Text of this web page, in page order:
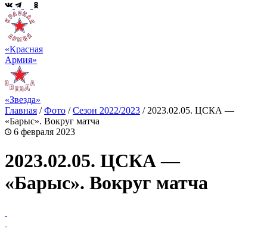
«Красная
Армия»
«Звезда»
Главная /Фото /Сезон 2022/2023 / 2023.02.05. ЦСКА —
«Барыс». Вокруг матча
6 февраля 2023
2023.02.05. ЦСКА —
«Барыс». Вокруг матча